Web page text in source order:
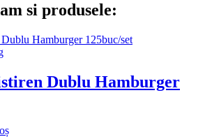
si produsele:
Dublu Hamburger